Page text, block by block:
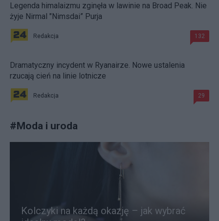
Legenda himalaizmu zginęła w lawinie na Broad Peak. Nie
żyje Nirmal "Nimsdai” Purja
Redakcja 132
Dramatyczny incydent w Ryanairze. Nowe ustalenia
rzucają cień na linie lotnicze
Redakcja 29
#Moda i uroda
Kolczyki na każdą okazję – jak wybrać